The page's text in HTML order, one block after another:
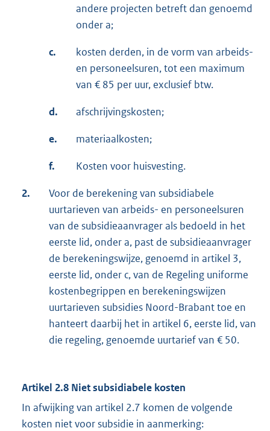
andere projecten betreft dan genoemd
onder a;
c.
kosten derden, in de vorm van arbeids-
en personeelsuren, tot een maximum
van € 85 per uur, exclusief btw.
d. afschrijvingskosten;
e. materiaalkosten;
f. Kosten voor huisvesting.
2.
Voor de berekening van subsidiabele
uurtarieven van arbeids- en personeelsuren
van de subsidieaanvrager als bedoeld in het
eerste lid, onder a, past de subsidieaanvrager
de berekeningswijze, genoemd in artikel 3,
eerste lid, onder c, van de Regeling uniforme
kostenbegrippen en berekeningswijzen
uurtarieven subsidies Noord-Brabant toe en
hanteert daarbij het in artikel 6, eerste lid, van
die regeling, genoemde uurtarief van € 50.
Artikel 2.8 Niet subsidiabele kosten
In afwijking van artikel 2.7 komen de volgende
kosten niet voor subsidie in aanmerking: